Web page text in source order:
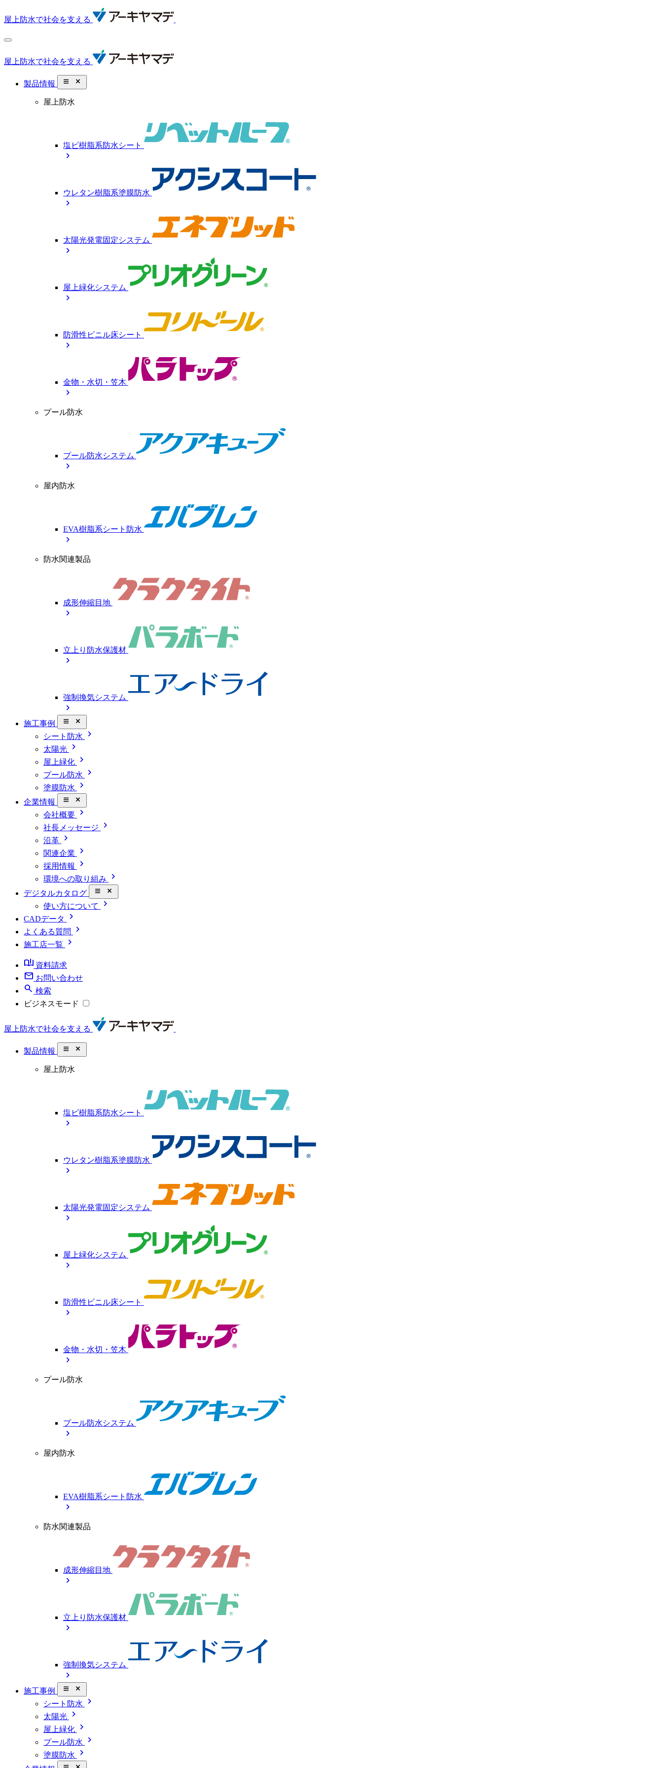
屋上防水で社会を支える
屋上防水で社会を支える
製品情報 close_small
屋上防水
塩ビ樹脂系防水シート
chevron_right
ウレタン樹脂系塗膜防水
chevron_right
太陽光発電固定システム
chevron_right
屋上緑化システム
chevron_right
防滑性ビニル床シート
chevron_right
金物・水切・笠木
chevron_right
プール防水
プール防水システム
chevron_right
屋内防水
EVA樹脂系シート防水
chevron_right
防水関連製品
成形伸縮目地
chevron_right
立上り防水保護材
chevron_right
強制換気システム
chevron_right
施工事例 close_small
シート防水 chevron_right
太陽光 chevron_right
屋上緑化 chevron_right
プール防水 chevron_right
塗膜防水 chevron_right
企業情報 close_small
会社概要 chevron_right
社長メッセージ chevron_right
沿革 chevron_right
関連企業 chevron_right
採用情報 chevron_right
環境への取り組み chevron_right
デジタルカタログ close_small
使い方について chevron_right
CADデータ chevron_right
よくある質問 chevron_right
施工店一覧
chevron_right
book_ribbon 資料請求
mail お問い合わせ
search 検索
ビジネスモード
屋上防水で社会を支える
製品情報 close_small
屋上防水
塩ビ樹脂系防水シート
chevron_right
ウレタン樹脂系塗膜防水
chevron_right
太陽光発電固定システム
chevron_right
屋上緑化システム
chevron_right
防滑性ビニル床シート
chevron_right
金物・水切・笠木
chevron_right
プール防水
プール防水システム
chevron_right
屋内防水
EVA樹脂系シート防水
chevron_right
防水関連製品
成形伸縮目地
chevron_right
立上り防水保護材
chevron_right
強制換気システム
chevron_right
施工事例 close_small
シート防水 chevron_right
太陽光 chevron_right
屋上緑化 chevron_right
プール防水 chevron_right
塗膜防水 chevron_right